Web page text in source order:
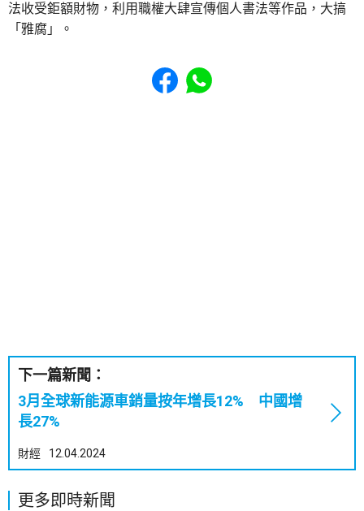
法收受鉅額財物，利用職權大肆宣傳個人書法等作品，大搞
「雅腐」。
Share to Facebook
Share to WhatsApp
下一篇新聞：
3月全球新能源車銷量按年增長12% 中國增
長27%
財經 12.04.2024
更多即時新聞